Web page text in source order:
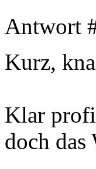
Antwort
Kurz,
Klar
doch